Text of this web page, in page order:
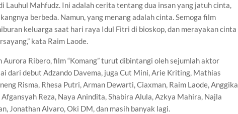
Lauhul Mahfudz. Ini adalah cerita tentang dua insan yang jatuh cinta,
berbeda. Namun, yang menang adalah cinta. Semoga film
keluarga saat hari raya Idul Fitri di bioskop, dan merayakan cinta
kata Raim Laode.
Aurora Ribero, film “Komang” turut dibintangi oleh sejumlah aktor
dari debut Adzando Davema, juga Cut Mini, Arie Kriting, Mathias
Risma, Rhesa Putri, Arman Dewarti, Ciaxman, Raim Laode, Anggika
Reza, Naya Anindita, Shabira Alula, Azkya Mahira, Najla
Jonathan Alvaro, Oki DM, dan masih banyak lagi.